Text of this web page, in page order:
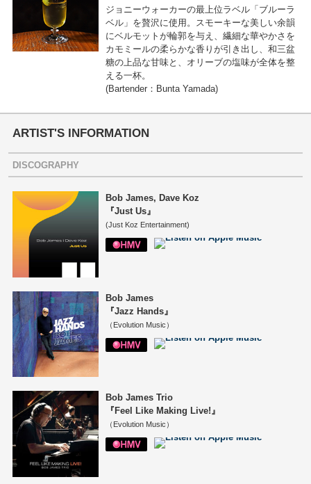
ジョニーウォーカーの最上位ラベル「ブルーラ
ベル」を贅沢に使用。スモーキーな美しい余韻
にベルモットが輪郭を与え、繊細な華やかさを
カモミールの柔らかな香りが引き出し、和三盆
糖の上品な甘味と、オリーブの塩味が全体を整
える一杯。
(Bartender：Bunta Yamada)
ARTIST'S INFORMATION
DISCOGRAPHY
Bob James, Dave Koz
『Just Us』
(Just Koz Entertainment)
Bob James
『Jazz Hands』
（Evolution Music）
Bob James Trio
『Feel Like Making Live!』
（Evolution Music）